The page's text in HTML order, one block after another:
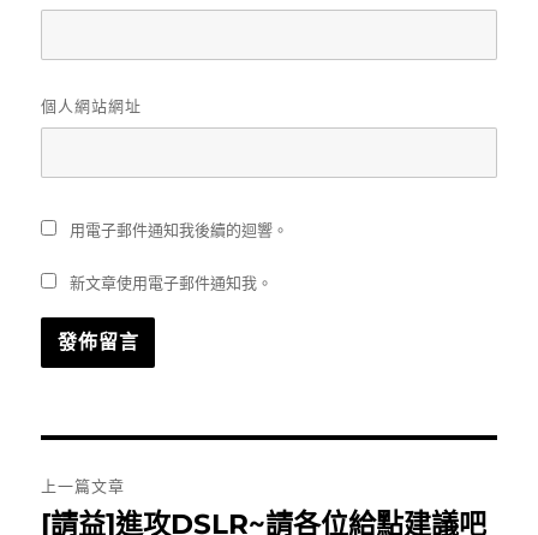
個人網站網址
用電子郵件通知我後續的迴響。
新文章使用電子郵件通知我。
章
上一篇文章
上
[請益]進攻DSLR~請各位給點建議吧